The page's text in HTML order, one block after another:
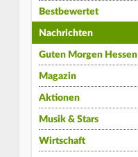
Bestbewertet
Nachrichten
Guten Morgen Hessen
Magazin
Aktionen
Musik & Stars
Wirtschaft